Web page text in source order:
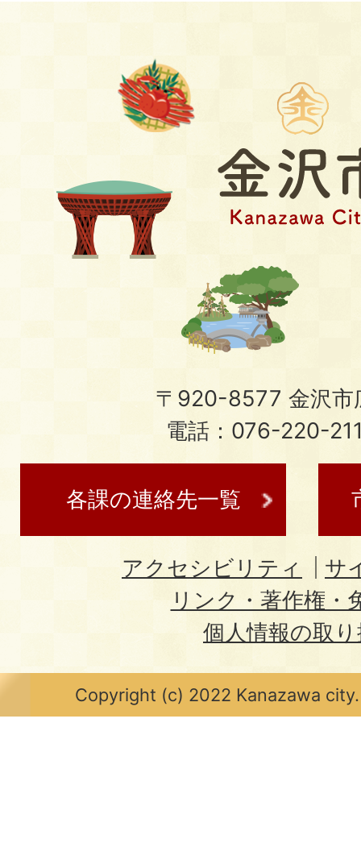
〒920-8577 金沢市
電話：076-220-
各課の連絡先一覧
アクセシビリティ
サ
リンク・著作権・
個人情報の取
Copyright (c) 2022 Kanazawa